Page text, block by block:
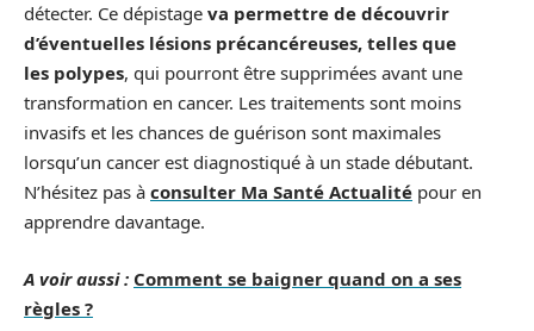
détecter. Ce dépistage va permettre de découvrir
d’éventuelles lésions précancéreuses, telles que
les polypes, qui pourront être supprimées avant une
transformation en cancer. Les traitements sont moins
invasifs et les chances de guérison sont maximales
lorsqu’un cancer est diagnostiqué à un stade débutant.
N’hésitez pas à consulter Ma Santé Actualité pour en
apprendre davantage.
A voir aussi : Comment se baigner quand on a ses
règles ?